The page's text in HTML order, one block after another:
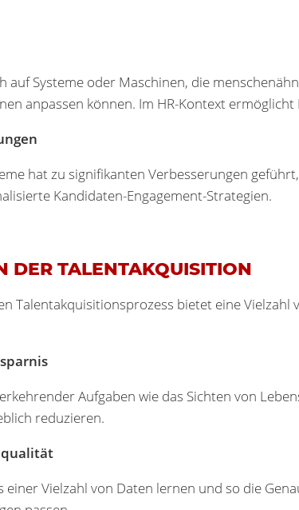
auf Systeme oder Maschinen, die
anpassen können. Im HR-Kontext
hat zu signifikanten Verbesserungen
Kandidaten-Engagement-Strategien.
DER TALENTAKQUISITION
Talentakquisitionsprozess bietet eine
Aufgaben wie das Sichten von
reduzieren.
einer Vielzahl von Daten lernen und so die